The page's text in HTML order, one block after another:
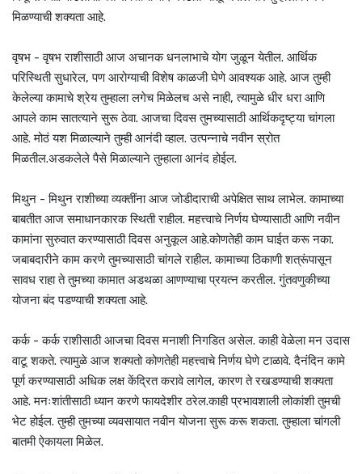
मिळण्याची शक्यता आहे.
वृषभ - वृषभ राशीसाठी आज अचानक धनलाभाचे योग जुळून येतील. आर्थिक
परिस्थिती सुधारेल, पण आरोग्याची विशेष काळजी घेणे आवश्यक आहे. आज तुम्ही
केलेल्या कामाचे श्रेय तुम्हाला लगेच मिळेलच असे नाही, त्यामुळे धीर धरा आणि
आपले काम सातत्याने सुरू ठेवा. आजचा दिवस तुमच्यासाठी आर्थिकदृष्ट्या चांगला
आहे. मोठं यश मिळाल्याने तुम्ही आनंदी व्हाल. उत्पन्नाचे नवीन स्रोत
मिळतील.अडकलेले पैसे मिळाल्याने तुम्हाला आनंद होईल.
मिथुन - मिथुन राशीच्या व्यक्तींना आज जोडीदाराची अपेक्षित साथ लाभेल. कामाच्या
बाबतीत आज समाधानकारक स्थिती राहील. महत्त्वाचे निर्णय घेण्यासाठी आणि नवीन
कामांना सुरुवात करण्यासाठी दिवस अनुकूल आहे.कोणतेही काम घाईत करू नका.
जबाबदारीने काम करणे तुमच्यासाठी चांगले राहील. कामाच्या ठिकाणी शत्रूंपासून
सावध राहा ते तुमच्या कामात अडथळा आणण्याचा प्रयत्न करतील. गुंतवणुकीच्या
योजना बंद पडण्याची शक्यता आहे.
कर्क - कर्क राशीसाठी आजचा दिवस मनाशी निगडित असेल. काही वेळेला मन उदास
वाटू शकते. त्यामुळे आज शक्यतो कोणतेही महत्त्वाचे निर्णय घेणे टाळावे. दैनंदिन कामे
पूर्ण करण्यासाठी अधिक लक्ष केंद्रित करावे लागेल, कारण ते रखडण्याची शक्यता
आहे. मनःशांतीसाठी ध्यान करणे फायदेशीर ठरेल.काही प्रभावशाली लोकांशी तुमची
भेट होईल. तुम्ही तुमच्या व्यवसायात नवीन योजना सुरू करू शकता. तुम्हाला चांगली
बातमी ऐकायला मिळेल.